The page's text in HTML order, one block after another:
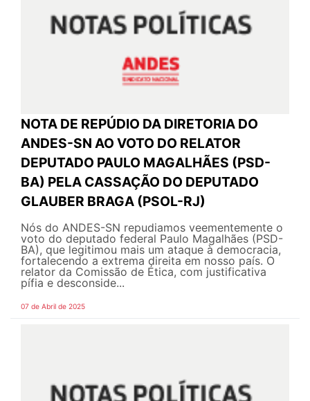
NOTA DE REPÚDIO DA DIRETORIA DO
ANDES-SN AO VOTO DO RELATOR
DEPUTADO PAULO MAGALHÃES (PSD-
BA) PELA CASSAÇÃO DO DEPUTADO
GLAUBER BRAGA (PSOL-RJ)
Nós do ANDES-SN repudiamos veementemente o
voto do deputado federal Paulo Magalhães (PSD-
BA), que legitimou mais um ataque à democracia,
fortalecendo a extrema direita em nosso país. O
relator da Comissão de Ética, com justificativa
pífia e desconside...
07 de Abril de 2025